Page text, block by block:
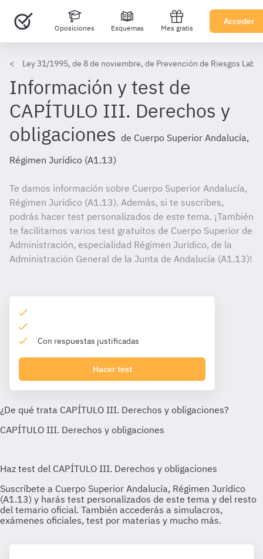
Oposiciones Esquemas Mes gratis
Acceder
Ley 31/1995, de 8 de noviembre, de Prevención de Riesgos
Información y test de
CAPÍTULO III. Derechos y
obligaciones de Cuerpo Superior Andalucía,
Régimen Jurídico (A1.13)
Te damos información sobre Cuerpo Superior Andalucía,
Régimen Jurídico (A1.13). Además, si te suscribes,
podrás hacer test personalizados de este tema. ¡También
te facilitamos varios test gratuitos de Cuerpo Superior de
Administración, especialidad Régimen Jurídico, de la
Administración General de la Junta de Andalucía (A1.13)!
Con respuestas justificadas
Hacer test